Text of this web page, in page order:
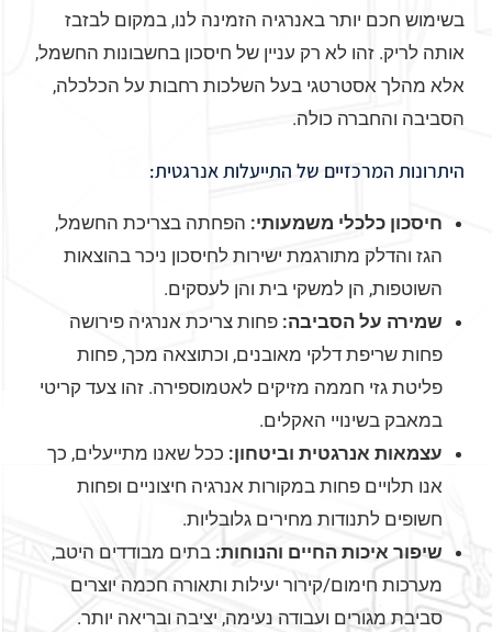
בשימוש חכם יותר באנרגיה הזמינה לנו, במקום לבזבז
אותה לריק. זהו לא רק עניין של חיסכון בחשבונות החשמל,
אלא מהלך אסטרטגי בעל השלכות רחבות על הכלכלה,
הסביבה והחברה כולה.
היתרונות המרכזיים של התייעלות אנרגטית:
חיסכון כלכלי משמעותי: הפחתה בצריכת החשמל,
הגז והדלק מתורגמת ישירות לחיסכון ניכר בהוצאות
השוטפות, הן למשקי בית והן לעסקים.
שמירה על הסביבה: פחות צריכת אנרגיה פירושה
פחות שריפת דלקי מאובנים, וכתוצאה מכך, פחות
פליטת גזי חממה מזיקים לאטמוספירה. זהו צעד קריטי
במאבק בשינויי האקלים.
עצמאות אנרגטית וביטחון: ככל שאנו מתייעלים, כך
אנו תלויים פחות במקורות אנרגיה חיצוניים ופחות
חשופים לתנודות מחירים גלובליות.
שיפור איכות החיים והנוחות: בתים מבודדים היטב,
מערכות חימום/קירור יעילות ותאורה חכמה יוצרים
סביבת מגורים ועבודה נעימה, יציבה ובריאה יותר.